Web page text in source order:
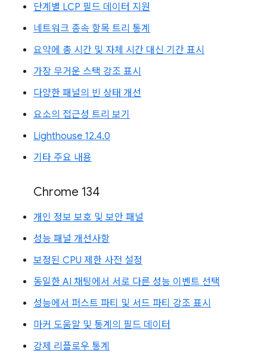
단계별 LCP 필드 데이터 지원
네트워크 종속 항목 트리 통계
요약에 총 시간 및 자체 시간 대신 기간 표시
가장 무거운 스택 강조 표시
다양한 패널의 빈 상태 개선
요소의 접근성 트리 보기
Lighthouse 12.4.0
기타 주요 내용
Chrome 134
개인 정보 보호 및 보안 패널
성능 패널 개선사항
보정된 CPU 제한 사전 설정
동일한 AI 채팅에서 서로 다른 성능 이벤트 선택
성능에서 퍼스트 파티 및 서드 파티 강조 표시
마커 도움말 및 통계의 필드 데이터
강제 리플로우 통계